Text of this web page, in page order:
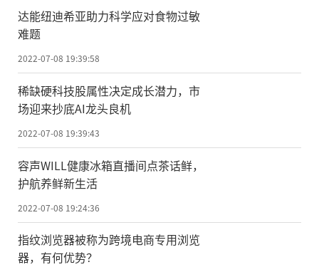
达能纽迪希亚助力科学应对食物过敏
难题
2022-07-08 19:39:58
稀缺硬科技股属性决定成长潜力，市
场迎来抄底AI龙头良机
2022-07-08 19:39:43
容声WILL健康冰箱直播间点茶话鲜，
护航养鲜新生活
2022-07-08 19:24:36
指纹浏览器被称为跨境电商专用浏览
器，有何优势？